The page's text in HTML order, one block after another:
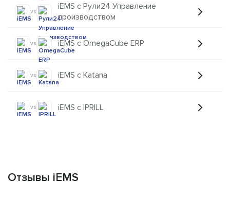
vs
iEMS с Рули24 Управление
производством
vs iEMS с OmegaCube ERP
vs iEMS с Katana
vs iEMS с IPRILL
Отзывы iEMS